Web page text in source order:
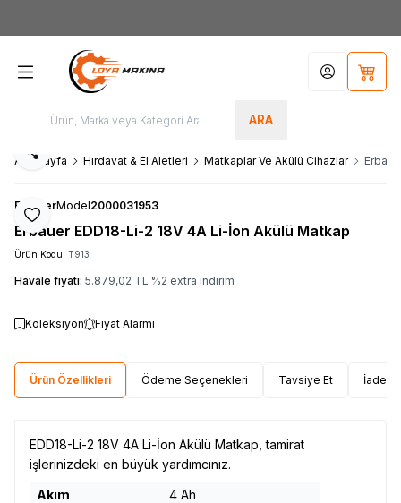
ARA
Hesabım
Ana Sayfa Hırdavat & El Aletleri Matkaplar Ve Akülü Cihazlar
Favoriye Ekle
Paylaş
ErbauerModel2000031953
Erbauer EDD18-Li-2 18V 4A Li-İon Akülü Matkap
Ürün Kodu: T913
Havale fiyatı: 5.879,02 TL %2 extra indirim
Koleksiyon Fiyat Alarmı
Ürün Özellikleri Ödeme Seçenekleri Tavsiye Et İade
EDD18-Li-2 18V 4A Li-İon Akülü Matkap, tamirat
işlerinizdeki en büyük yardımcınız.
Akım
4 Ah